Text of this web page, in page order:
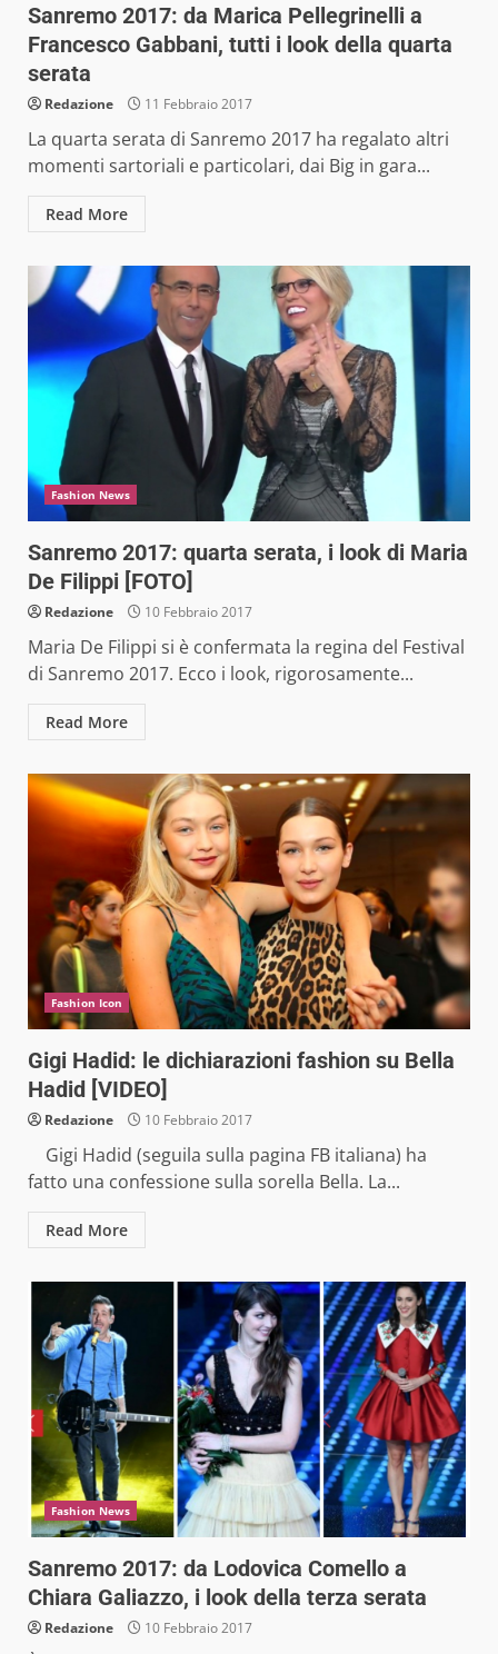
Sanremo 2017: da Marica Pellegrinelli a
Francesco Gabbani, tutti i look della quarta
serata
Redazione 11 Febbraio 2017
La quarta serata di Sanremo 2017 ha regalato altri
momenti sartoriali e particolari, dai Big in gara...
Read More
Fashion News
Sanremo 2017: quarta serata, i look di Maria
De Filippi [FOTO]
Redazione 10 Febbraio 2017
Maria De Filippi si è confermata la regina del Festival
di Sanremo 2017. Ecco i look, rigorosamente...
Read More
Fashion Icon
Gigi Hadid: le dichiarazioni fashion su Bella
Hadid [VIDEO]
Redazione 10 Febbraio 2017
Gigi Hadid (seguila sulla pagina FB italiana) ha
fatto una confessione sulla sorella Bella. La...
Read More
Fashion News
Sanremo 2017: da Lodovica Comello a
Chiara Galiazzo, i look della terza serata
Redazione 10 Febbraio 2017